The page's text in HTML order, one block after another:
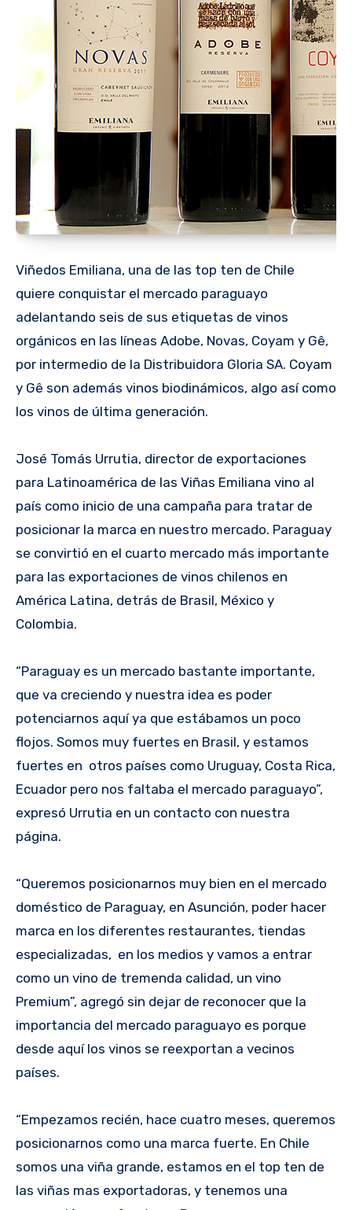
Viñedos Emiliana, una de las top ten de Chile
quiere conquistar el mercado paraguayo
adelantando seis de sus etiquetas de vinos
orgánicos en las líneas Adobe, Novas, Coyam y Gê,
por intermedio de la Distribuidora Gloria SA. Coyam
y Gê son además vinos biodinámicos, algo así como
los vinos de última generación.
José Tomás Urrutia, director de exportaciones
para Latinoamérica de las Viñas Emiliana vino al
país como inicio de una campaña para tratar de
posicionar la marca en nuestro mercado. Paraguay
se convirtió en el cuarto mercado más importante
para las exportaciones de vinos chilenos en
América Latina, detrás de Brasil, México y
Colombia.
“Paraguay es un mercado bastante importante,
que va creciendo y nuestra idea es poder
potenciarnos aquí ya que estábamos un poco
flojos. Somos muy fuertes en Brasil, y estamos
fuertes en otros países como Uruguay, Costa Rica,
Ecuador pero nos faltaba el mercado paraguayo”,
expresó Urrutia en un contacto con nuestra
página.
“Queremos posicionarnos muy bien en el mercado
doméstico de Paraguay, en Asunción, poder hacer
marca en los diferentes restaurantes, tiendas
especializadas, en los medios y vamos a entrar
como un vino de tremenda calidad, un vino
Premium”, agregó sin dejar de reconocer que la
importancia del mercado paraguayo es porque
desde aquí los vinos se reexportan a vecinos
países.
“Empezamos recién, hace cuatro meses, queremos
posicionarnos como una marca fuerte. En Chile
somos una viña grande, estamos en el top ten de
las viñas mas exportadoras, y tenemos una